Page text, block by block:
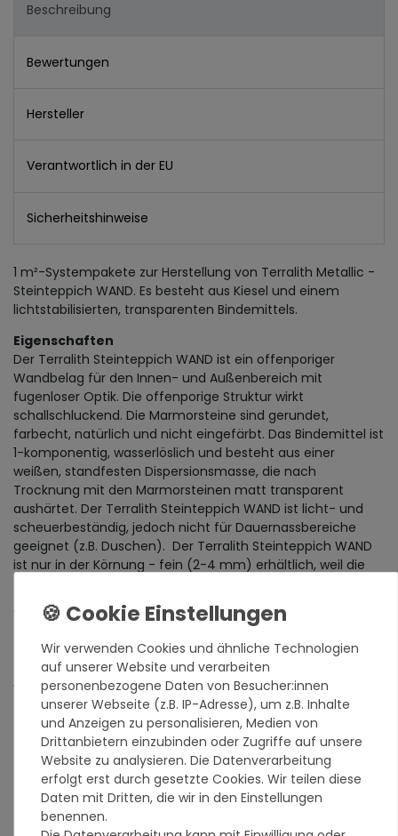
Beschreibung
Bewertungen
Hersteller
Verantwortlich in der EU
Sicherheitshinweise
1 m²-Systempakete zur Herstellung von Terralith Metallic -
Steinteppich WAND. Es besteht aus Kiesel und einem
lichtstabilisierten, transparenten Bindemittels.
Eigenschaften
Der Terralith Steinteppich WAND ist ein offenporiger
Wandbelag für den Innen- und Außenbereich mit
fugenloser Optik. Die offenporige Struktur wirkt
schallschluckend. Die Marmorsteine sind gerundet,
farbecht, natürlich und nicht eingefärbt. Das Bindemittel ist
1-komponentig, wasserlöslich und besteht aus einer
weißen, standfesten Dispersionsmasse, die nach
Trocknung mit den Marmorsteinen matt transparent
aushärtet. Der Terralith Steinteppich WAND ist licht- und
scheuerbeständig, jedoch nicht für Dauernassbereiche
geeignet (z.B. Duschen). Der Terralith Steinteppich WAND
ist nur in der Körnung - fein (2-4 mm) erhältlich, weil die
Wir empfehlen grundsätzlich die Bestellung eines
abweichen kann. Das Farbmuster besteht aus
Originalmaterial aus der in diesem Moment im
Verkauf befindlichen Charge.
Marmorsteine haben von Natur aus den Charakter
der Einmaligkeit, deswegen sind Farbunterschiede
und Unterschiede im Körnungsaufbau möglich. Farbe
und Körnungsaufbau können immer nur für eine
Lieferung garantiert werden.
Wir verwenden Cookies und ähnliche Technologien
auf unserer Website und verarbeiten
personenbezogene Daten von Besucher:innen
unserer Webseite (z.B. IP-Adresse), um z.B. Inhalte
und Anzeigen zu personalisieren, Medien von
Drittanbietern einzubinden oder Zugriffe auf unsere
Website zu analysieren. Die Datenverarbeitung
erfolgt erst durch gesetzte Cookies. Wir teilen diese
Daten mit Dritten, die wir in den Einstellungen
benennen.